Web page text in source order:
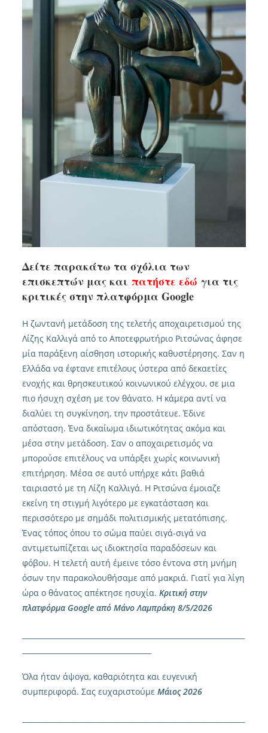
Δείτε παρακάτω τα σχόλια των
επισκεπτών μας καιπατήστε εδώ για τις
κριτικές στην πλατφόρμα Google
Η ζωντανή μετάδοση της τελετής αποχαιρετισμού της
Λίζης Καλλιγά από το Αποτεφρωτήριο Ριτσώνας άφησε
μία παράξενη αίσθηση ιστορικής καθυστέρησης. Σαν η
Ελλάδα να έφτανε επιτέλους ύστερα από δεκαετίες
ενοχής και θρησκευτικού κοινωνικού ελέγχου, σε μια
πιο ήσυχη σχέση με τον θάνατο. Η κάμερα αντί να
διαλύει τη συγκίνηση, την προστάτευε. Έδινε
απόσταση. Ένα δικαίωμα ιδιωτικότητας ακόμα και
μέσα στην μετάδοση. Σαν ο αποχαιρετισμός να
μπορούσε επιτέλους να υπάρξει χωρίς κοινωνική
επιτήρηση. Μέσα σε αυτό υπήρχε κάτι βαθιά
ταιριαστό με τη Λίζη Καλλιγά. Η Ριτσώνα έμοιαζε
εκείνη τη στιγμή λιγότερο με εγκατάσταση και
περισσότερο με σημάδι πολιτισμικής μετατόπισης.
Ένας τόπος όπου το σώμα παύει σιγά-σιγά να
αντιμετωπίζεται ως ιδιοκτησία παραδόσεων και
φόβου. Η τελετή αυτή έμεινε τόσο έντονα στη μνήμη
όσων την παρακολουθήσαμε από μακριά. Γιατί για λίγη
ώρα ο θάνατος απέκτησε ησυχία.Κριτική στην
πλατφόρμα Google απόΜάνο Λαμπράκη 8/5/2026
Όλα ήταν άψογα, καθαριότητα και ευγενική
συμπεριφορά. Σας ευχαριστούμεΜάιος 2026